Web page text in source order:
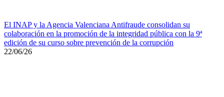
El INAP y la Agencia Valenciana Antifraude consolidan su
colaboración en la promoción de la integridad pública con la 9ª
edición de su curso sobre prevención de la corrupción
22/06/26